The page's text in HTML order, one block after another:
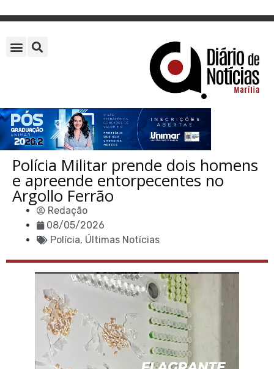
Polícia Militar prende dois homens
e apreende entorpecentes no
Argollo Ferrão
Redação
08/05/2026
Polícia, Últimas Notícias